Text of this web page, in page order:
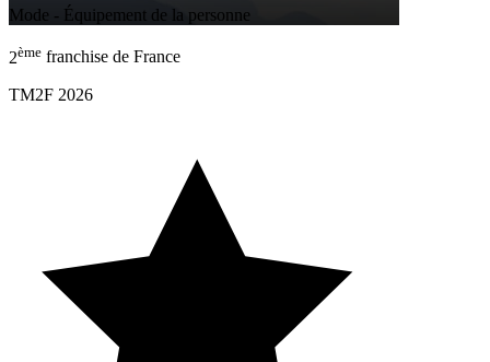
Mode - Équipement de la personne
2ème franchise de France
TM2F 2026